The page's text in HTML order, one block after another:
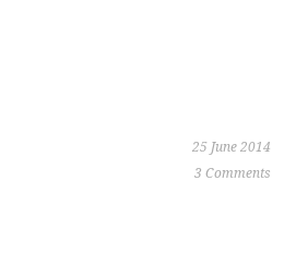
25 June 2014
3 Comments